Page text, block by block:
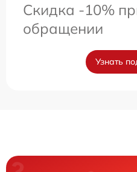
Скидка -10%
обращении
Узнать